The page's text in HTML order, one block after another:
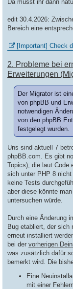
Da müsst ihr dann
edit 30.4.2026:
Bereich eine
[Important] Check
2. Probleme bei
Erweiterungen
Der Migrator ist
von phpBB und
notwendigen
von den phpBB
festgelegt wurden.
Uns sind aktuell 7
phpBB.com. Es gibt
Topics), die laut Code
sich unter PHP 8
keine Tests
aber diese könnte
untersuchen würde.
Durch eine Änderung
Bug etabliert, der sich
erneut installiert
bei der vorherigen
was zusätzlich dafür
bemerkt wird. Die
Eine
mit einer